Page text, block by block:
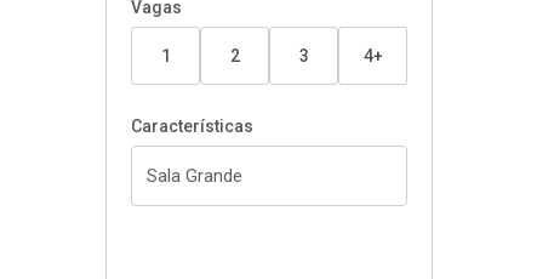
Vagas
1 2 3 4+
Características